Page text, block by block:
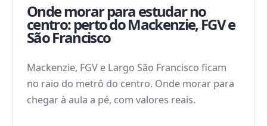
Onde morar para estudar no
centro: perto do Mackenzie, FGV e
São Francisco
Mackenzie, FGV e Largo São Francisco ficam
no raio do metrô do centro. Onde morar para
chegar à aula a pé, com valores reais.